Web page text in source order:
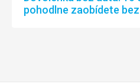
pohodlne zaobídete